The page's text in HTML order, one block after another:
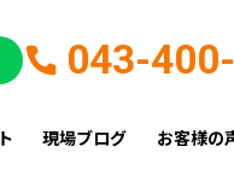
043-
現場ブログ お客様の